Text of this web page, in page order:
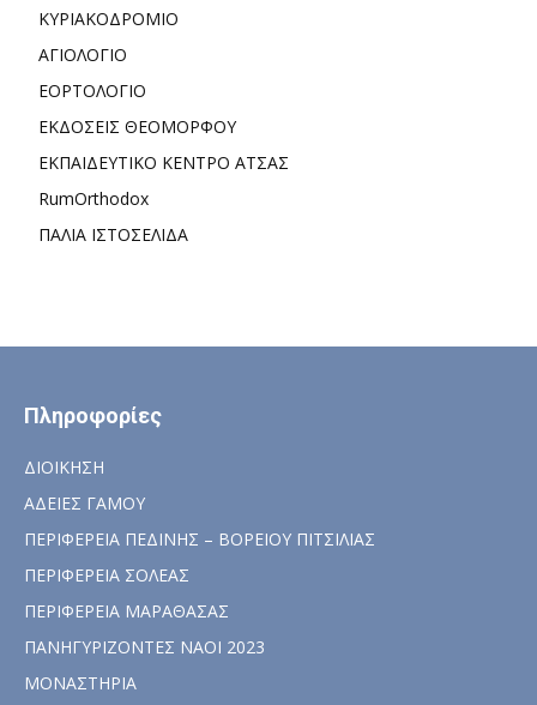
ΚΥΡΙΑΚΟΔΡΟΜΙΟ
ΑΓΙΟΛΟΓΙΟ
ΕΟΡΤΟΛΟΓΙΟ
ΕΚΔΟΣΕΙΣ ΘΕΟΜΟΡΦΟΥ
ΕΚΠΑΙΔΕΥΤΙΚΟ ΚΕΝΤΡΟ ΑΤΣΑΣ
RumOrthodox
ΠΑΛΙΑ ΙΣΤΟΣΕΛΙΔΑ
Πληροφορίες
ΔΙΟΙΚΗΣΗ
ΑΔΕΙΕΣ ΓΑΜΟΥ
ΠΕΡΙΦΕΡΕΙΑ ΠΕΔΙΝΗΣ – ΒΟΡΕΙΟΥ ΠΙΤΣΙΛΙΑΣ
ΠΕΡΙΦΕΡΕΙΑ ΣΟΛΕΑΣ
ΠΕΡΙΦΕΡΕΙΑ ΜΑΡΑΘΑΣΑΣ
ΠΑΝΗΓΥΡΙΖΟΝΤΕΣ ΝΑΟΙ 2023
ΜΟΝΑΣΤΗΡΙΑ